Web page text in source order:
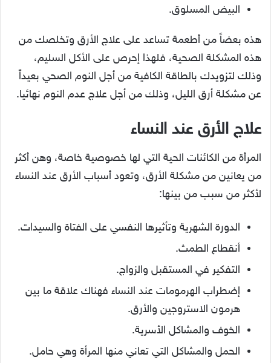
البيض المسلوق.
هذه بعضاً من أطعمة تساعد على علاج الأرق وتخلصك من
هذه المشكلة الصحية، فلهذا إحرص على الأكل السليم،
وذلك لتزويدك بالطاقة الكافية من أجل النوم الصحي بعيداً
عن مشكلة أرق الليل، وذلك من أجل علاج عدم النوم نهائيا.
علاج الأرق عند النساء
المرأة من الكائنات الحية التي لها خصوصية خاصة، وهن أكثر
من يعانين من مشكلة الأرق، وتعود أسباب الأرق عند النساء
لأكثر من سبب من بينها:
الدورة الشهرية وتأثيرها النفسي على الفتاة والسيدات.
أنقطاع الطمث.
التفكير في المستقبل والزواج.
إضطراب الهرمومات عند النساء فهناك علاقة ما بين
هرمون الاستروجين والأرق.
الخوف والمشاكل الأسرية.
الحمل والمشاكل التي تعاني منها المرأة وهي حامل.